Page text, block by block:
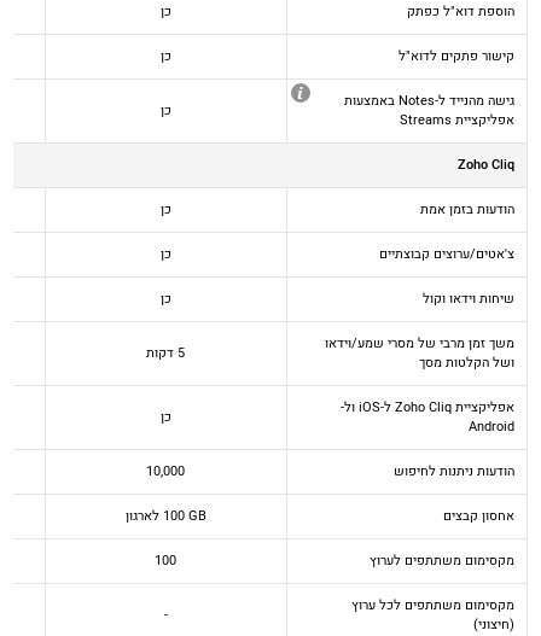
הוספת דוא"ל כפתק כן
קישור פתקים לדוא"ל כן
גישה מהנייד ל-Notes באמצעות
אפליקציית Streams
כן
Zoho Cliq
הודעות בזמן אמת כן
צ'אטים/ערוצים קבוצתיים כן
שיחות וידאו וקול כן
משך זמן מרבי של מסרי שמע/וידאו
ושל הקלטות מסך
5 דקות
אפליקציית Zoho Cliq ל-iOS ול-
Android
כן
הודעות ניתנות לחיפוש 10,000
אחסון קבצים ‎100 GB לארגון
מקסימום משתתפים לערוץ 100
מקסימום משתתפים לכל ערוץ
(חיצוני)
-